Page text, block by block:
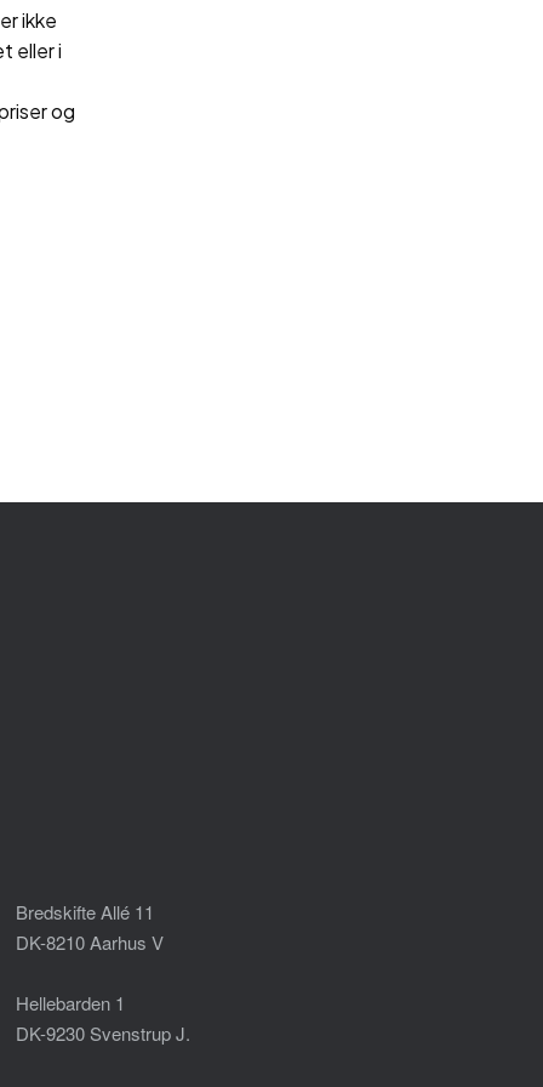
ikke
eller i
og
Bredskifte Allé 11
DK-8210 Aarhus V
Hellebarden 1
DK-9230 Svenstrup J.